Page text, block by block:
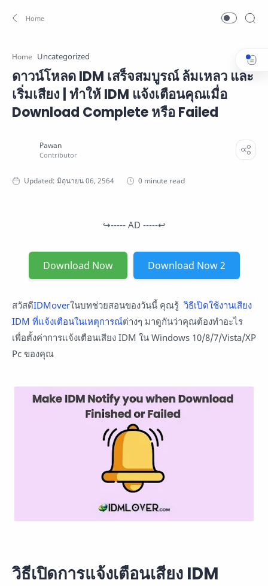
Home Uncategorized
ดาวน์โหลด IDM เสร็จสมบูรณ์ ล้มเหลว และ
เริ่มเสียง | ทำให้ IDM แจ้งเตือนคุณเมื่อ
Download Complete หรือ Failed
0 minute read
↪----- AD -----↩
Download Now Download Now 2
สวัสดีIDMoverในบทช่วยสอนของวันนี้ คุณรู้ วิธีเปิดใช้งานเสียง
IDM ที่แจ้งเตือนในเหตุการณ์ต่างๆ มาดูกันว่าคุณต้องทำอะไร
เพื่อตั้งค่าการแจ้งเตือนเสียง IDM ใน Windows 10/8/7/Vista/XP
Pc ของคุณ
วิธีเปิดการแจ้งเตือนเสียง IDM